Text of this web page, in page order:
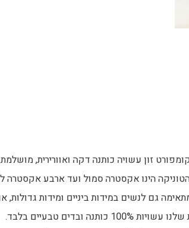
זון עשויה כותנה דקה ואוורירית,
הינו אקסטרה סמול ועד ארבע אקסטרה
גם לנשים במידות ביניים ומידות גדולות,
כותנה ובדים טבעיים בלבד.